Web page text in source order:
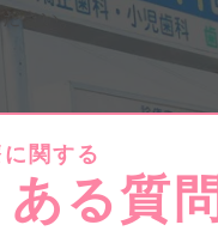
さい。
関する
ある質問